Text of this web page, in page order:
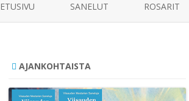
ETUSIVU SANELUT ROSARIT
AJANKOHTAISTA